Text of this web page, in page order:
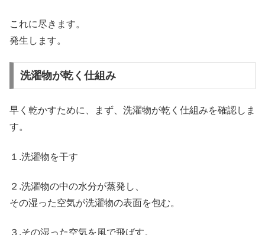
これに尽きます。
発生します。
洗濯物が乾く仕組み
早く乾かすために、まず、洗濯物が乾く仕組みを確認しま
す。
１.洗濯物を干す
２.洗濯物の中の水分が蒸発し、
その湿った空気が洗濯物の表面を包む。
３.その湿った空気を風で飛ばす。